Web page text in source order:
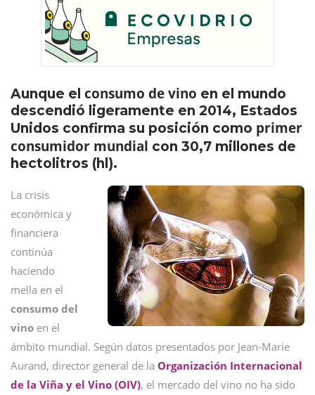
Aunque el consumo de vino en el mundo
descendió ligeramente en 2014, Estados
Unidos confirma su posición como primer
consumidor mundial con 30,7 millones de
hectolitros (hl).
La crisis
económica y
financiera
continúa
haciendo
mella en el
consumo del
vino en el
ámbito mundial. Según datos presentados por Jean-Marie
Aurand, director general de la Organización Internacional
de la Viña y el Vino (OIV), el mercado del vino no ha sido